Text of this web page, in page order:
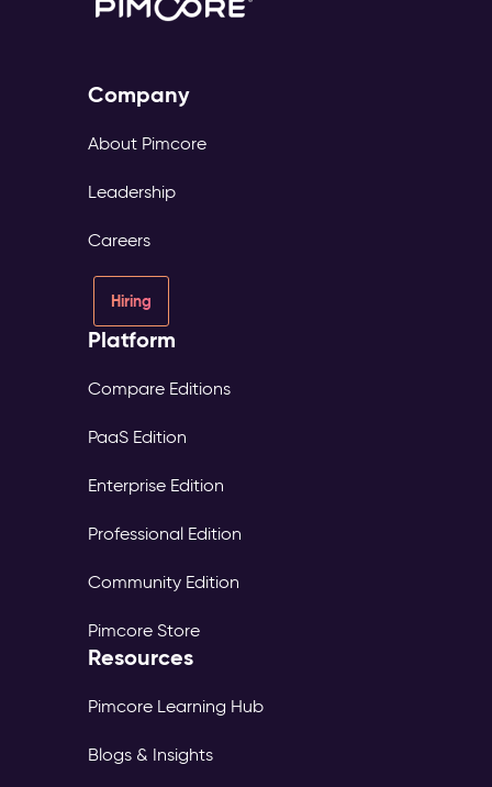
Company
About Pimcore
Leadership
Careers
Hiring
Platform
Compare Editions
PaaS Edition
Enterprise Edition
Professional Edition
Community Edition
Pimcore Store
Resources
Pimcore Learning Hub
Blogs & Insights